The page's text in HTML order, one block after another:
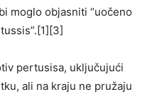
moglo objasniti “uočeno
pertusisa, uključujući
ali na kraju ne pružaju